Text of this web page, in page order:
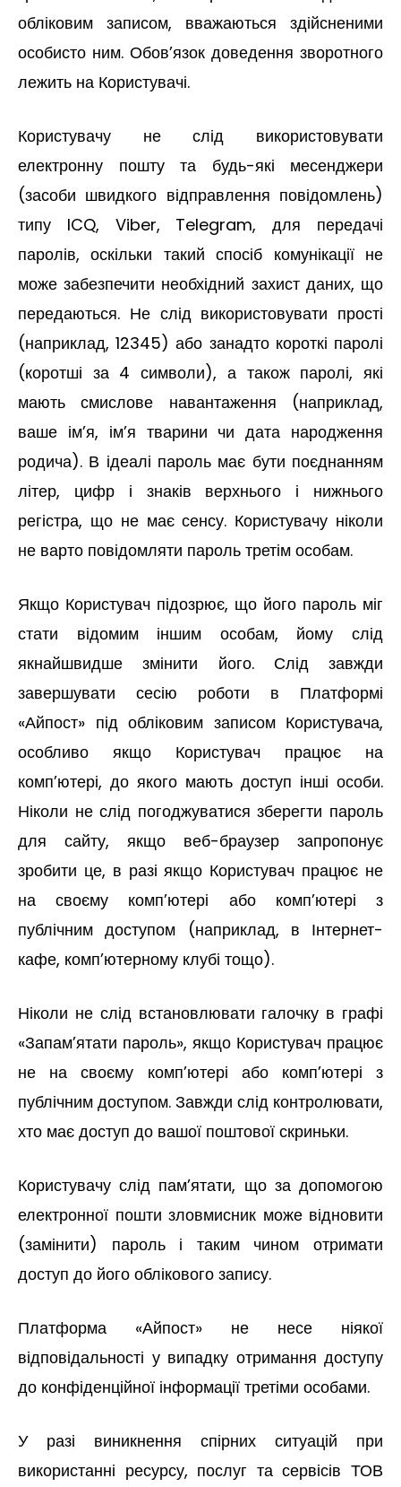
обліковим записом, вважаються здійсненими
особисто ним. Обов’язок доведення зворотного
лежить на Користувачі.
Користувачу не слід використовувати
електронну пошту та будь-які месенджери
(засоби швидкого відправлення повідомлень)
типу ICQ, Viber, Telegram, для передачі
паролів, оскільки такий спосіб комунікації не
може забезпечити необхідний захист даних, що
передаються. Не слід використовувати прості
(наприклад, 12345) або занадто короткі паролі
(коротші за 4 символи), а також паролі, які
мають смислове навантаження (наприклад,
ваше ім’я, ім’я тварини чи дата народження
родича). В ідеалі пароль має бути поєднанням
літер, цифр і знаків верхнього і нижнього
регістра, що не має сенсу. Користувачу ніколи
не варто повідомляти пароль третім особам.
Якщо Користувач підозрює, що його пароль міг
стати відомим іншим особам, йому слід
якнайшвидше змінити його. Слід завжди
завершувати сесію роботи в Платформі
«Айпост» під обліковим записом Користувача,
особливо якщо Користувач працює на
комп’ютері, до якого мають доступ інші особи.
Ніколи не слід погоджуватися зберегти пароль
для сайту, якщо веб-браузер запропонує
зробити це, в разі якщо Користувач працює не
на своєму комп’ютері або комп’ютері з
публічним доступом (наприклад, в Інтернет-
кафе, комп’ютерному клубі тощо).
Ніколи не слід встановлювати галочку в графі
«Запам’ятати пароль», якщо Користувач працює
не на своєму комп’ютері або комп’ютері з
публічним доступом. Завжди слід контролювати,
хто має доступ до вашої поштової скриньки.
Користувачу слід пам’ятати, що за допомогою
електронної пошти зловмисник може відновити
(замінити) пароль і таким чином отримати
доступ до його облікового запису.
Платформа «Айпост» не несе ніякої
відповідальності у випадку отримання доступу
до конфіденційної інформації третіми особами.
У разі виникнення спірних ситуацій при
використанні ресурсу, послуг та сервісів ТОВ